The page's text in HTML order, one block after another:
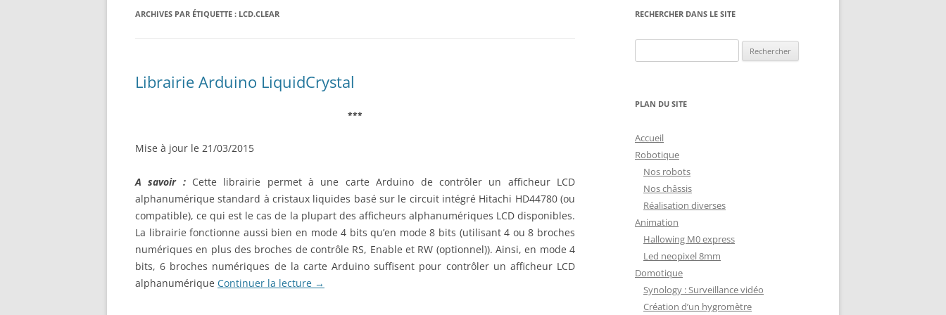
RÉALISATION DIVERSES
CARTE SON
ECRAN ( 4DSYSTEMS / NEXTION ) ECRAN 4DSYSTEMS
ECRAN NEXTION
FONCTIONNEMENT D’UN BOUTON
POUSSOIR
SERVOMOTEUR DYNAMIXEL SERVO XM430-W350
LE LANGAGE POUR PROCESSING
ARDUINO : PROGRAMMER AVEC
NOS RÉALISATIONS EN 3D
IMPRESSION 3D DU NET
BASE MOBILE HCR DFROBOT
T050000
ESP32 : APPRENTISSAGE
ARCHIVES PAR ÉTIQUETTE : LCD.CLEAR
Librairie Arduino LiquidCrystal
***
Mise à jour le 21/03/2015
A savoir :Cette librairie permet à une carte Arduino de contrôler un afficheur LCD
alphanumérique standard à cristaux liquides basé sur le circuit intégré Hitachi HD44780 (ou
compatible), ce qui est le cas de la plupart des afficheurs alphanumériques LCD disponibles.
La librairie fonctionne aussi bien en mode 4 bits qu’en mode 8 bits (utilisant 4 ou 8 broches
numériques en plus des broches de contrôle RS, Enable et RW (optionnel)). Ainsi, en mode 4
bits, 6 broches numériques de la carte Arduino suffisent pour contrôler un afficheur LCD
alphanumérique Continuer la lecture →
RECHERCHER DANS LE SITE
PLAN DU SITE
Accueil
Robotique
Nos robots
Nos châssis
Réalisation diverses
Animation
Hallowing M0 express
Led neopixel 8mm
Domotique
Synology : Surveillance vidéo
Création d’un hygromètre